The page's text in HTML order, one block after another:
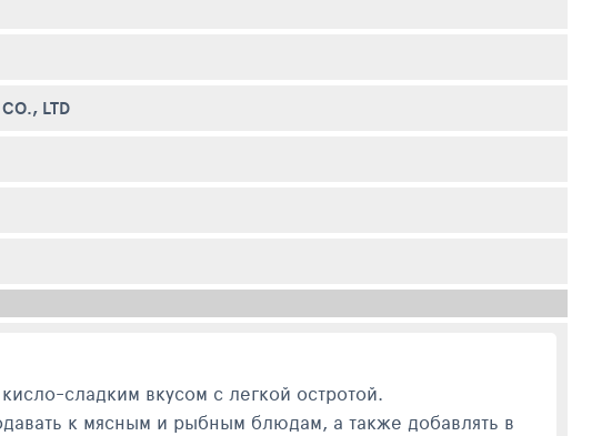
LTD
сладким вкусом с легкой остротой.
к мясным и рыбным блюдам, а также добавлять в